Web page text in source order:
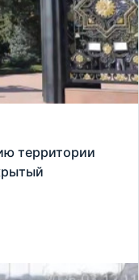
территории